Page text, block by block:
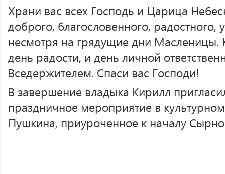
Храни вас всех Господь и Царица
доброго, благословенного, радостного,
несмотря на грядущие дни
день радости, и день личной
Вседержителем. Спаси вас Господи!
В завершение владыка Кирилл
праздничное мероприятие в
Пушкина, приуроченное к началу